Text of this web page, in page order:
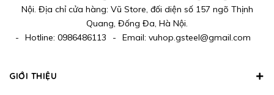
Nội. Địa chỉ cửa hàng: Vũ Store, đối diện số 157 ngõ Thịnh
Quang, Đống Đa, Hà Nội.
-
Hotline: 0986486113 - Email: vuhop.gsteel@gmail.com
GIỚI THIỆU